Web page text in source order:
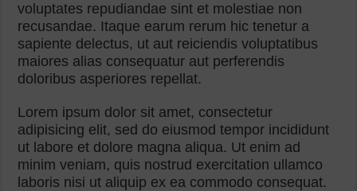
voluptates repudiandae sint et molestiae non
recusandae. Itaque earum rerum hic tenetur a
sapiente delectus, ut aut reiciendis voluptatibus
maiores alias consequatur aut perferendis
doloribus asperiores repellat.
Lorem ipsum dolor sit amet, consectetur
adipisicing elit, sed do eiusmod tempor incididunt
ut labore et dolore magna aliqua. Ut enim ad
minim veniam, quis nostrud exercitation ullamco
laboris nisi ut aliquip ex ea commodo consequat.